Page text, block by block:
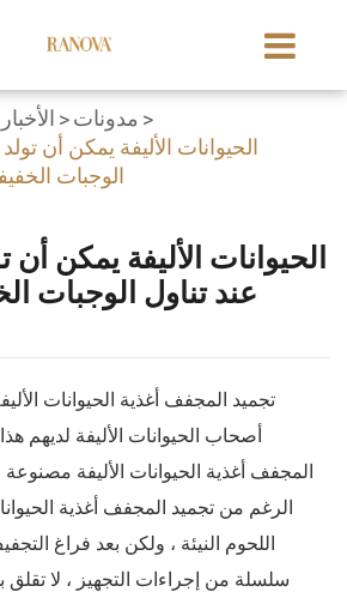
مدونات
الحيوانات الأليفة يمكن أن
الوجبات
الحيوانات الأليفة يمكن أن
عند تناول الوجبات
تجميد المجفف أغذية الحيوانات
أصحاب الحيوانات الأليفة لديهم
المجفف أغذية الحيوانات الأليفة
الرغم من تجميد المجفف أغذية
اللحوم النيئة ، ولكن بعد فراغ
سلسلة من إجراءات التجهيز ، لا